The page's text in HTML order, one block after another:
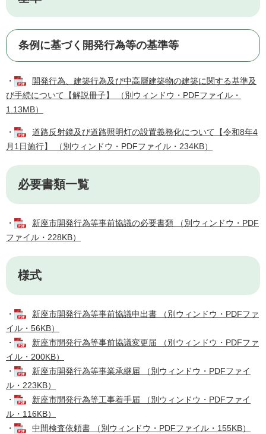
条例に基づく開発行為等の基準等
・
開発行為、建築行為及び中高層建築物の建築に関する基準及
び手続について【解説冊子】 （別ウィンドウ・PDFファイル・
1.13MB）
・
道路反射鏡及び道路照明灯の設置義務化について【令和8年4
月1日施行】 （別ウィンドウ・PDFファイル・234KB）
必要書類一覧
・
新座市開発行為等事前協議の必要書類 （別ウィンドウ・PDF
ファイル・228KB）
様式
・
新座市開発行為等事前協議申出書 （別ウィンドウ・PDFファ
イル・56KB）
・
新座市開発行為等事前協議変更届 （別ウィンドウ・PDFファ
イル・200KB）
・
新座市開発行為等事業承継届 （別ウィンドウ・PDFファイ
ル・223KB）
・
新座市開発行為等工事着手届 （別ウィンドウ・PDFファイ
ル・116KB）
・
中間検査依頼書 （別ウィンドウ・PDFファイル・155KB）